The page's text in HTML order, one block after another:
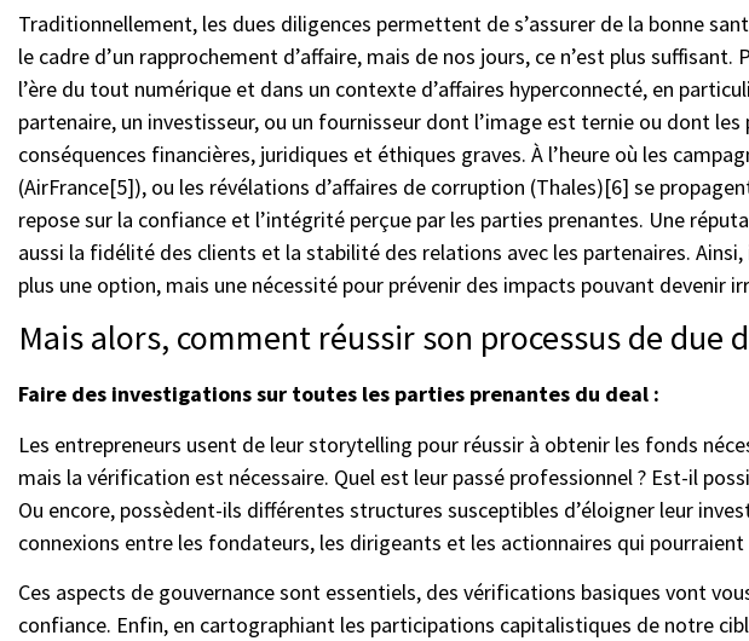
Traditionnellement, les dues diligences permettent de s’assurer de la bonne
le cadre d’un rapprochement d’affaire, mais de nos jours, ce n’est plus
l’ère du tout numérique et dans un contexte d’affaires hyperconnecté, en
partenaire, un investisseur, ou un fournisseur dont l’image est ternie ou dont
conséquences financières, juridiques et éthiques graves. À l’heure où les
(AirFrance[5]), ou les révélations d’affaires de corruption (Thales)[6] se
repose sur la confiance et l’intégrité perçue par les parties prenantes. Une
aussi la fidélité des clients et la stabilité des relations avec les partenaires.
plus une option, mais une nécessité pour prévenir des impacts pouvant devenir
Mais alors, comment réussir son processus de
Faire des investigations sur toutes les parties prenantes du deal :
Les entrepreneurs usent de leur storytelling pour réussir à obtenir les fonds
mais la vérification est nécessaire. Quel est leur passé professionnel ? Est-il
Ou encore, possèdent-ils différentes structures susceptibles d’éloigner leur
connexions entre les fondateurs, les dirigeants et les actionnaires qui
Ces aspects de gouvernance sont essentiels, des vérifications basiques vont
confiance. Enfin, en cartographiant les participations capitalistiques de notre